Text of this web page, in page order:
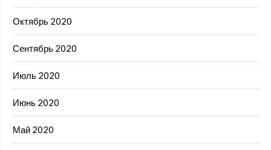
Октябрь 2020
Сентябрь 2020
Июль 2020
Июнь 2020
Май 2020